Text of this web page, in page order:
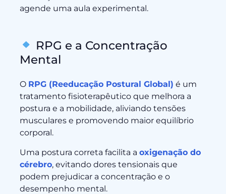
agende uma aula experimental.
RPG e a Concentração
Mental
O RPG (Reeducação Postural Global) é um
tratamento fisioterapêutico que melhora a
postura e a mobilidade, aliviando tensões
musculares e promovendo maior equilíbrio
corporal.
Uma postura correta facilita a oxigenação do
cérebro, evitando dores tensionais que
podem prejudicar a concentração e o
desempenho mental.